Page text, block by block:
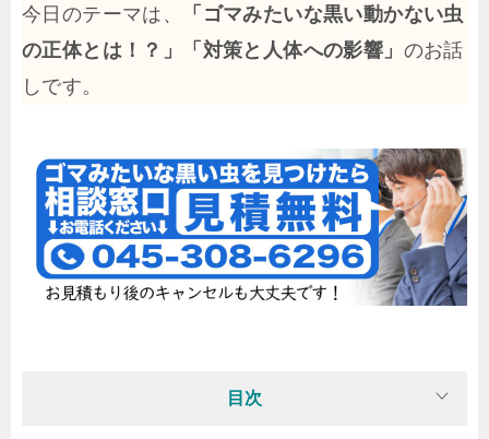
今日のテーマは、
「ゴマみたいな黒い動かない虫
の正体とは！？」「対策と人体への影響」 のお話
しです。
目次